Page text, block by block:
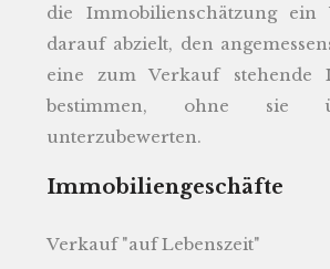
die Immobilienschätzung ein
darauf abzielt, den
eine zum Verkauf stehende
bestimmen, ohne sie
unterzubewerten.
Immobiliengeschäfte
Verkauf "auf Lebenszeit"